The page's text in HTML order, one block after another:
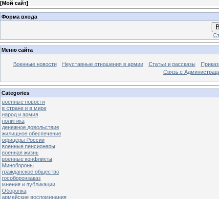
[Мой сайт]
Форма входа
Меню сайта
Военные новости Неуставные отношения в армии Статьи и рассказы
Связь с
Categories
военные новости
в стране и в мире
народ и армия
политика
денежное довольствие
жилищное обеспечение
офицеры России
военные пенсионеры
военная жизнь
военные конфликты
Минобороны
гражданское общество
гособоронзаказ
мнения и публикации
Оборонка
армейские воспоминания